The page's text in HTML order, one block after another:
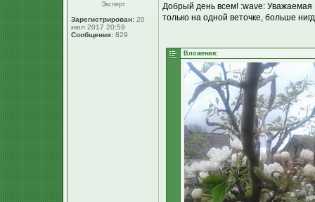
Эксперт
Зарегистрирован: 20
июл 2017 20:59
Сообщения: 829
Добрый день всем! :wave: Уважаемая
только на одной веточке, больше
Вложения: